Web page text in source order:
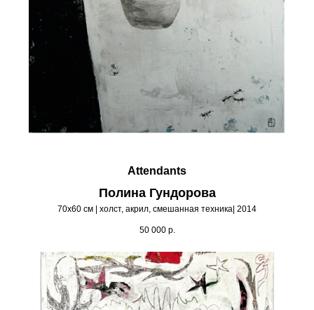
Attendants
Полина Гундорова
70х60 см | холст, акрил, смешанная техника| 2014
50 000 р.